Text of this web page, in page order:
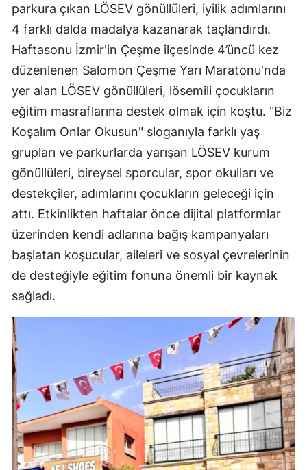
parkura çıkan LÖSEV gönüllüleri, iyilik adımlarını
4 farklı dalda madalya kazanarak taçlandırdı.
Haftasonu İzmir'in Çeşme ilçesinde 4’üncü kez
düzenlenen Salomon Çeşme Yarı Maratonu'nda
yer alan LÖSEV gönüllüleri, lösemili çocukların
eğitim masraflarına destek olmak için koştu. "Biz
Koşalım Onlar Okusun" sloganıyla farklı yaş
grupları ve parkurlarda yarışan LÖSEV kurum
gönüllüleri, bireysel sporcular, spor okulları ve
destekçiler, adımlarını çocukların geleceği için
attı. Etkinlikten haftalar önce dijital platformlar
üzerinden kendi adlarına bağış kampanyaları
başlatan koşucular, aileleri ve sosyal çevrelerinin
de desteğiyle eğitim fonuna önemli bir kaynak
sağladı.